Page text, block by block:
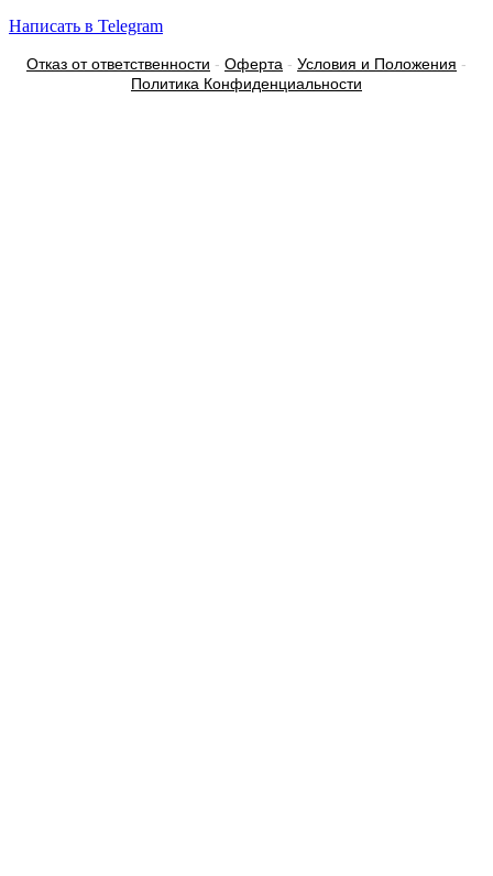
Написать в Telegram
Отказ от ответственности - Оферта - Условия и Положения -
Политика Конфиденциальности